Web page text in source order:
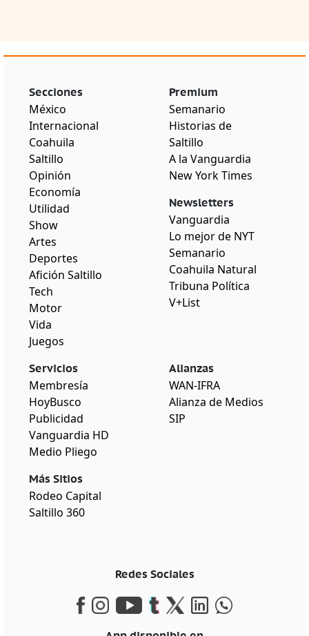
Secciones
México
Internacional
Coahuila
Saltillo
Opinión
Economía
Utilidad
Show
Artes
Deportes
Afición Saltillo
Tech
Motor
Vida
Juegos
Premium
Semanario
Historias de
Saltillo
A la Vanguardia
New York Times
Newsletters
Vanguardia
Lo mejor de NYT
Semanario
Coahuila Natural
Tribuna Política
V+List
Servicios
Membresía
HoyBusco
Publicidad
Vanguardia HD
Medio Pliego
Más Sitios
Rodeo Capital
Saltillo 360
Alianzas
WAN-IFRA
Alianza de Medios
SIP
Redes Sociales